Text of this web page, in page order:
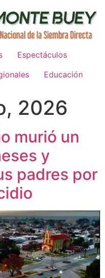
Espectáculos
Educación
2026
murió un
y
padres por